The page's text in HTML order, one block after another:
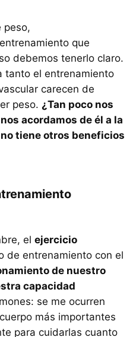
peso,
que
debemos tenerlo claro.
tanto el entrenamiento
carecen de
peso. ¿Tan poco nos
acordamos de él a la
tiene otros beneficios
el ejercicio
de entrenamiento con el
de nuestro
capacidad
se me ocurren
más importantes
para cuidarlas cuanto